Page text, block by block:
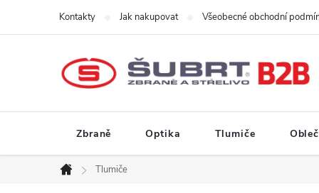
Kontakty Jak nakupovat Všeobecné obchodní
Zbraně Optika Tlumiče
Domů
Tlumiče